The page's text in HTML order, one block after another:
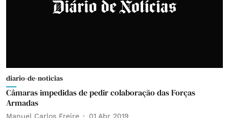
diario-de-noticias
Câmaras impedidas de pedir colaboração das Forças
Armadas
Manuel Carlos Freire 01 Abr 2019